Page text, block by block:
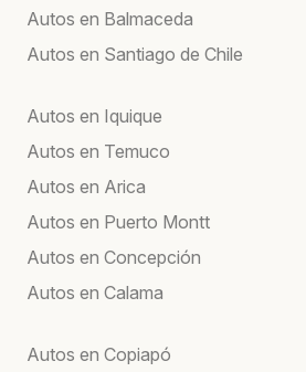
Autos en Balmaceda
Autos en Santiago de Chile
Autos en Iquique
Autos en Temuco
Autos en Arica
Autos en Puerto Montt
Autos en Concepción
Autos en Calama
Autos en Copiapó